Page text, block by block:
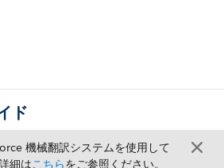
ド
機械翻訳システムを使用して
細はこちらをご参照ください。